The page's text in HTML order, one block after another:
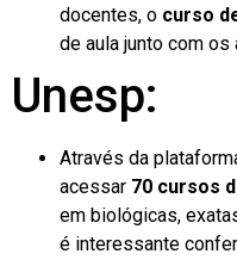
docentes, o curso
de aula junto com os
Unesp:
Através da
acessar 70 cursos
em biológicas,
é interessante